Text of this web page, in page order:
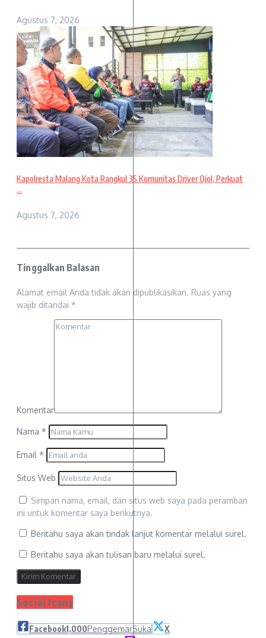
Agustus 7, 2026
Kapolresta Malang Kota Rangkul 35 Komunitas Driver Ojol, Perkuat
...
Agustus 7, 2026
Tinggalkan Balasan
Alamat email Anda tidak akan dipublikasikan. Ruas yang
wajib ditandai *
Komentar
Nama *
Email *
Situs Web
Simpan nama, email, dan situs web saya pada peramban
ini untuk komentar saya berikutnya.
Beritahu saya akan tindak lanjut komentar melalui surel.
Beritahu saya akan tulisan baru melalui surel.
Social Icons
Facebook1,000PenggemarSuka
X